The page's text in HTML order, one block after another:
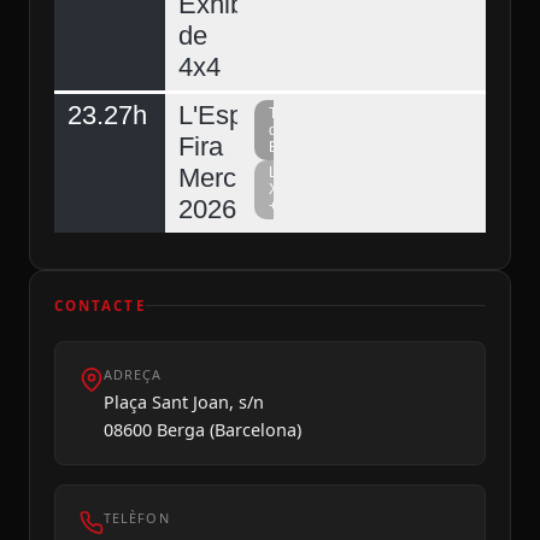
de
4x4
23.27h
L'Espunyola,
Fira
Mercat
2026
Televisió
del
Berguedà
La
Xarxa
+
CONTACTE
ADREÇA
Plaça Sant Joan, s/n
08600 Berga (Barcelona)
TELÈFON